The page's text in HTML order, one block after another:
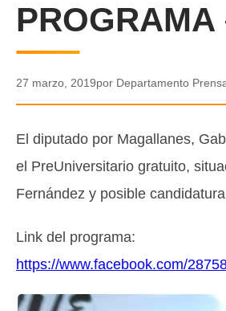
PROGRAMA
27 marzo, 2019por Departamento
El diputado por Magallanes,
el PreUniversitario gratuito,
Fernández y posible
Link del programa:
https://www.facebook.com/